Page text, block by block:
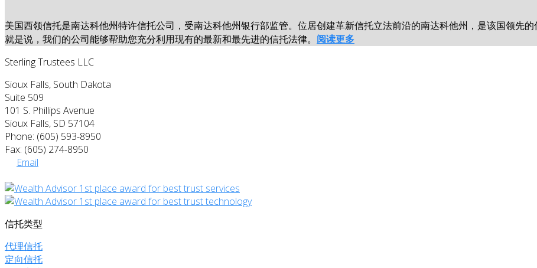
美国西领信托是南达科他州特许信托公司，受南达科他州银行部监管。位居创建革新信托立法前沿的南达科他州，是该国领先
就是说，我们的公司能够帮助您充分利用现有的最新和最先进的信托法律。 阅读更多
Sterling Trustees LLC
Sioux Falls, South Dakota
Suite 509
101 S. Phillips Avenue
Sioux Falls, SD 57104
Phone: (605) 593-8950
Fax: (605) 274-8950
Email
信托类型
代理信托
定向信托